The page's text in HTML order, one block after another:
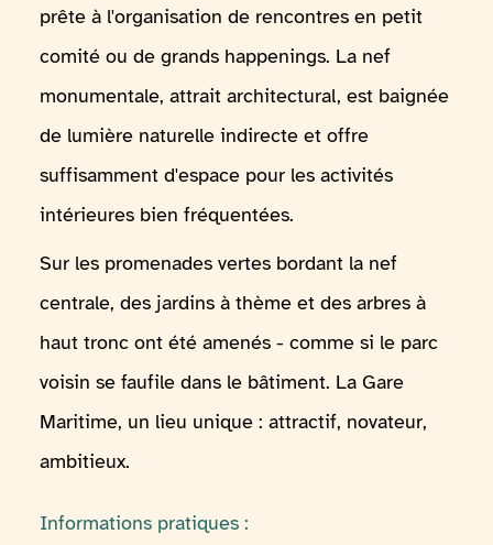
prête à l'organisation de rencontres en petit
comité ou de grands happenings. La nef
monumentale, attrait architectural, est baignée
de lumière naturelle indirecte et offre
suffisamment d'espace pour les activités
intérieures bien fréquentées.
Sur les promenades vertes bordant la nef
centrale, des jardins à thème et des arbres à
haut tronc ont été amenés - comme si le parc
voisin se faufile dans le bâtiment. La Gare
Maritime, un lieu unique : attractif, novateur,
ambitieux.
Informations pratiques :